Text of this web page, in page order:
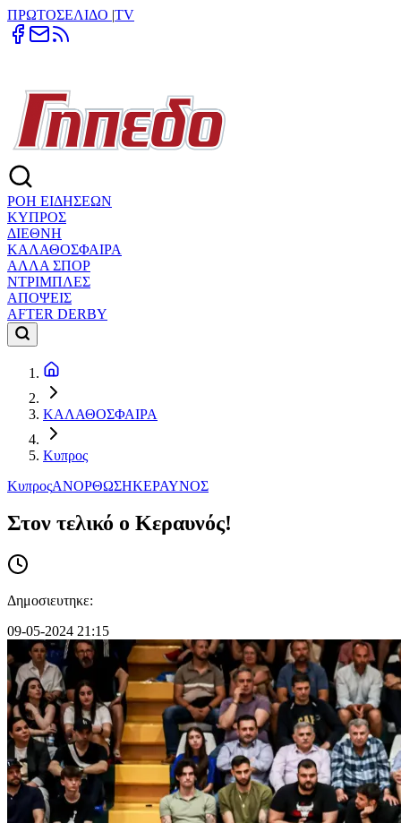
ΠΡΩΤΟΣΕΛΙΔΟ |TV
ΡΟΗ ΕΙΔΗΣΕΩΝ
ΚΥΠΡΟΣ
ΔΙΕΘΝΗ
ΚΑΛΑΘΟΣΦΑΙΡΑ
ΑΛΛΑ ΣΠΟΡ
ΝΤΡΙΜΠΛΕΣ
ΑΠΟΨΕΙΣ
AFTER DERBY
ΚΑΛΑΘΟΣΦΑΙΡΑ
Κυπρος
ΚυπροςΑΝΟΡΘΩΣΗΚΕΡΑΥΝΟΣ
Στον τελικό ο Κεραυνός!
Δημοσιευτηκε:
09-05-2024 21:15